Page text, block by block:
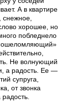
А в квартире
хорошее, но
побледнело
Не волнующий
а радость. Ее —
супруга,
от звонка